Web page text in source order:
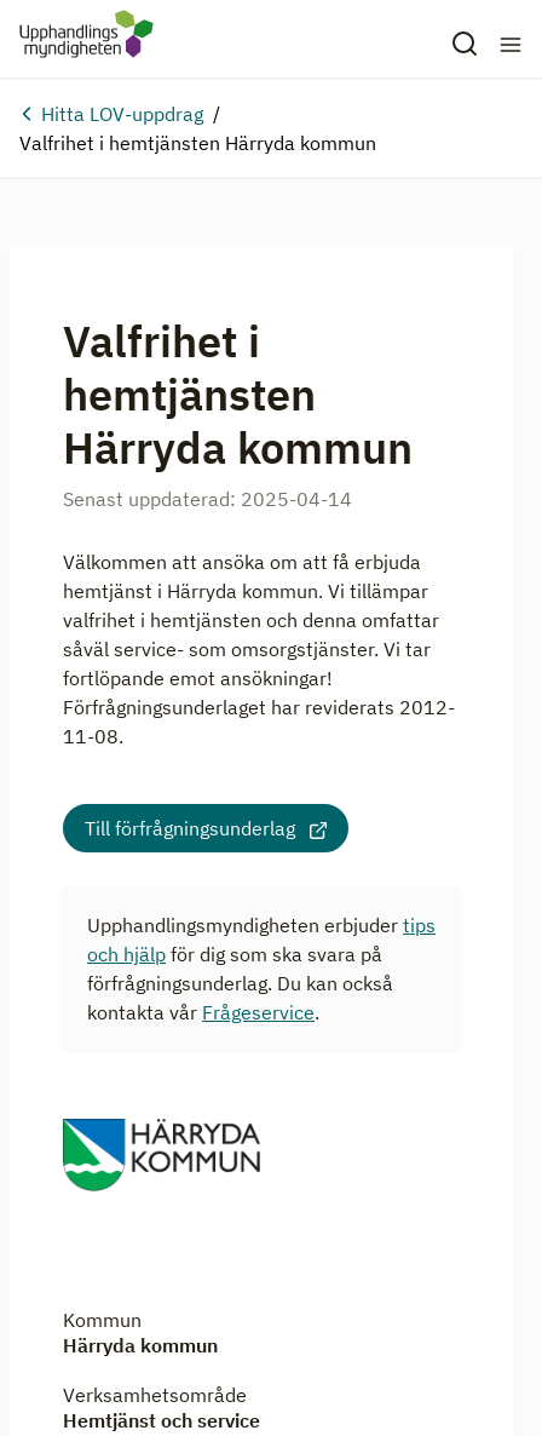
Hitta LOV-uppdrag
Valfrihet i hemtjänsten Härryda kommun
Valfrihet i
hemtjänsten
Härryda kommun
Senast uppdaterad: 2025-04-14
Välkommen att ansöka om att få erbjuda
hemtjänst i Härryda kommun. Vi tillämpar
valfrihet i hemtjänsten och denna omfattar
såväl service- som omsorgstjänster. Vi tar
fortlöpande emot ansökningar!
Förfrågningsunderlaget har reviderats 2012-
11-08.
Till förfrågningsunderlag
Upphandlingsmyndigheten erbjuder tips
och hjälp för dig som ska svara på
förfrågningsunderlag. Du kan också
kontakta vår Frågeservice.
Kommun
Härryda kommun
Verksamhetsområde
Hemtjänst och service